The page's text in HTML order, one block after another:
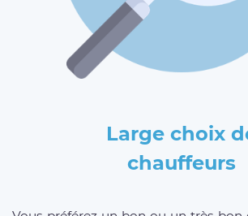
Large choix
chauffeurs